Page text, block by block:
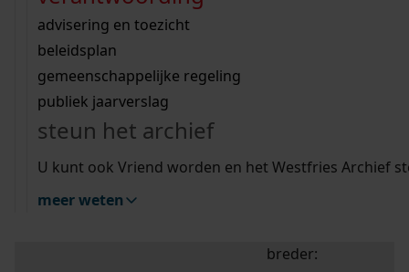
bouwvergunningen
omgevingsvergunningen
vergunningen
beeld en geluid
uitleg nodig?
Wij helpen u op weg met een aantal zoektips.
bekijk alle zoektips
Wij helpen u op weg met een aantal zoektips.
bekijk alle zoektips
bekijk ons geschiedenislokaal
advisering en toezicht
beleidsplan
gemeenschappelijke regeling
publiek jaarverslag
steun het archief
U kunt ook Vriend worden en het Westfries Archief
meer weten
zoektips
Mijn Studiezaal (inloggen)
uw zoekopdracht te
breder: